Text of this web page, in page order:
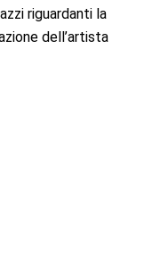
riguardanti la
dell’artista